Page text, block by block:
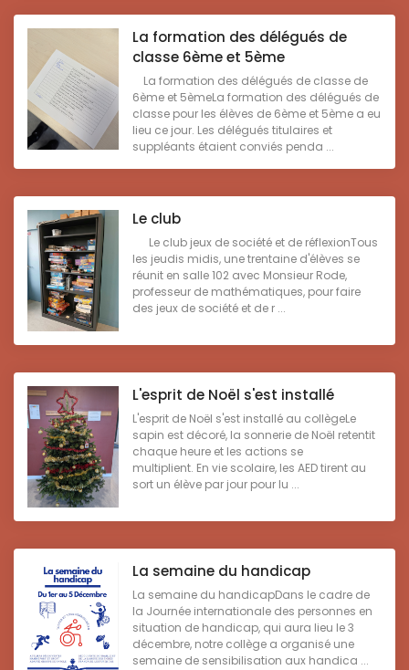
La formation des délégués de
classe 6ème et 5ème
La formation des délégués de classe de
6ème et 5èmeLa formation des délégués de
classe pour les élèves de 6ème et 5ème a eu
lieu ce jour. Les délégués titulaires et
suppléants étaient conviés penda ...
Le club
Le club jeux de société et de réflexionTous
les jeudis midis, une trentaine d'élèves se
réunit en salle 102 avec Monsieur Rode,
professeur de mathématiques, pour faire
des jeux de société et de r ...
L'esprit de Noël s'est installé
L'esprit de Noël s'est installé au collègeLe
sapin est décoré, la sonnerie de Noël retentit
chaque heure et les actions se
multiplient. En vie scolaire, les AED tirent au
sort un élève par jour pour lu ...
La semaine du handicap
La semaine du handicapDans le cadre de
la Journée internationale des personnes en
situation de handicap, qui aura lieu le 3
décembre, notre collège a organisé une
semaine de sensibilisation aux handica ...